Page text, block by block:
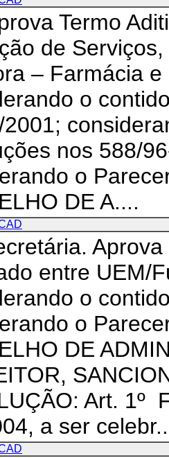
Termo
de
– Farmácia
o
2001;
nos 588/
o
DE A....
entre UEM/
o
o
DE
Art. 1º
a ser